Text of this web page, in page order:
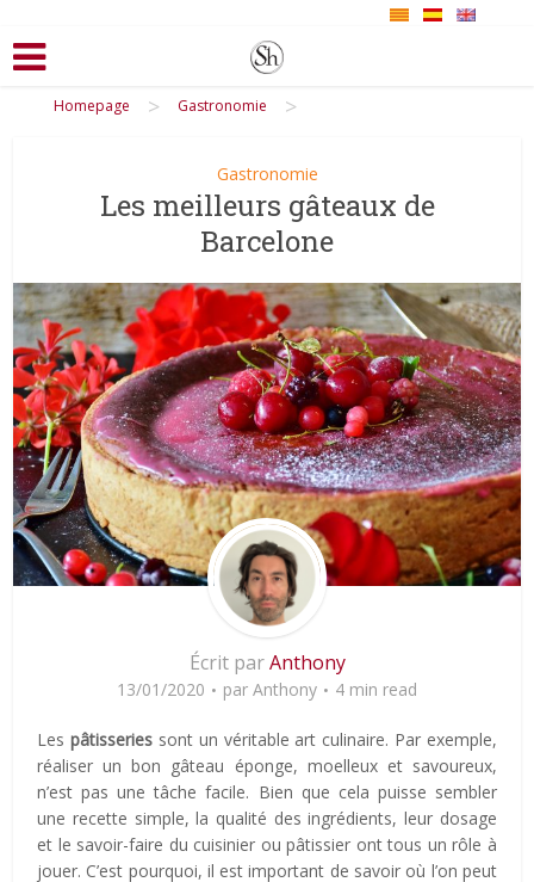
Homepage > Gastronomie >
Gastronomie
Les meilleurs gâteaux de
Barcelone
Écrit parAnthony
13/01/2020 par Anthony 4 min read
Lespâtisseries sont un véritable art culinaire. Par exemple,
réaliser un bon gâteau éponge, moelleux et savoureux,
n’est pas une tâche facile. Bien que cela puisse sembler
une recette simple, la qualité des ingrédients, leur dosage
et le savoir-faire du cuisinier ou pâtissier ont tous un rôle à
jouer. C’est pourquoi, il est important de savoir où l’on peut